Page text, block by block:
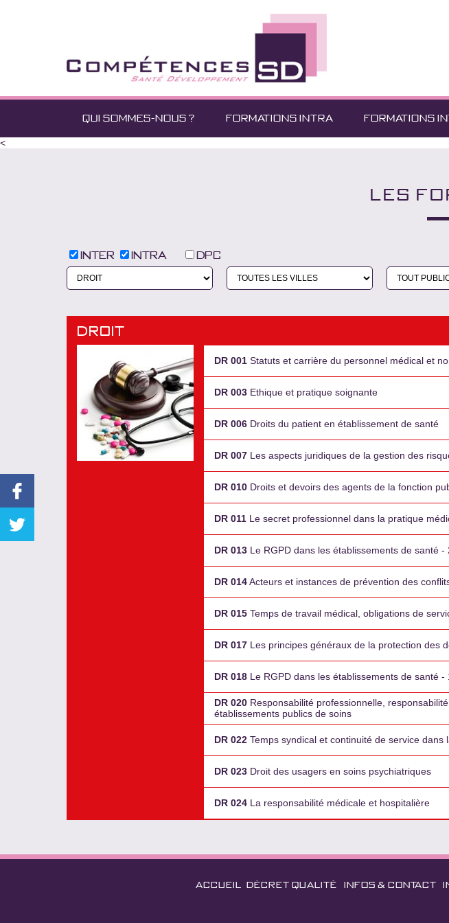
QUI SOMMES-NOUS ? FORMATIONS INTRA FORMATIONS
<
LES
DPC
Inter Intra
Droit
DR 001 Statuts et carrière du personnel médical et
DR 003 Ethique et pratique soignante
DR 006 Droits du patient en établissement de santé
DR 007 Les aspects juridiques de la gestion des
DR 010 Droits et devoirs des agents de la fonction
DR 011 Le secret professionnel dans la pratique
DR 013 Le RGPD dans les établissements de santé -
DR 014Acteurs et instances de prévention des
DR 015 Temps de travail médical, obligations de
DR 017 Les principes généraux de la protection des
DR 018 Le RGPD dans les établissements de santé -
DR 020 Responsabilité professionnelle,
établissements publics de soins
DR 022 Temps syndical et continuité de service
DR 023 Droit des usagers en soins psychiatriques
DR 024 La responsabilité médicale et hospitalière
ACCUEIL DÉCRET QUALITÉ INFOS & CONTACT